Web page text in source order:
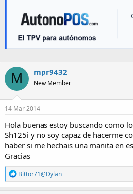
M mpr9432
New Member
14 Mar 2014
Hola buenas estoy buscando como
Sh125i y no soy capaz de hacerme
haber si me hechais una manita en
Gracias
R
e
a
Bittor71@Dylan